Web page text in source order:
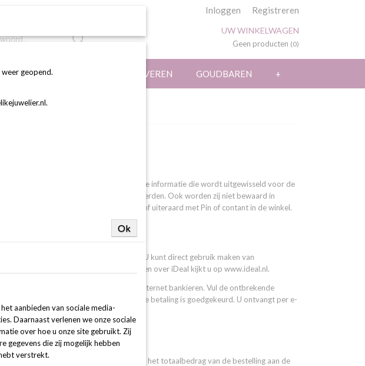
Inloggen Registreren
UW WINKELWAGEN
Geen producten (0)
TROUWRINGEN LASERGRAVEREN GOUDBAREN +
door het betaalsysteem Mollie. Alle informatie die wordt uitgewisseld voor de
onderschept of gebruikt door derden. Ook worden zij niet bewaard in
bankoverschrijving, onder rembours of uiteraard met Pin of contant in de winkel.
Dit is vertrouwd, veilig en gemakkelijk. U kunt direct gebruik maken van
internetbankieren. Om meer te weten over iDeal kijkt u op www.ideal.nl.
doorverbonden naar de omgeving van internet bankieren. Vul de ontbrekende
ontvangt direct een bevestiging als de betaling is goedgekeurd. U ontvangt per e-
adres. De postbode zal u vragen om het totaalbedrag van de bestelling aan de
geopend.
Ok
aanbieden van sociale media-
Daarnaast verlenen we onze sociale
over hoe u onze site gebruikt. Zij
gegevens die zij mogelijk hebben
verstrekt.